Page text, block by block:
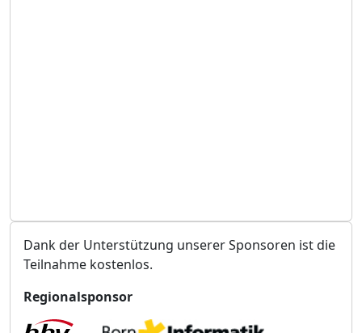
t
Dank der Unterstützung unserer Sponsoren ist die
Teilnahme kostenlos.
Regionalsponsor